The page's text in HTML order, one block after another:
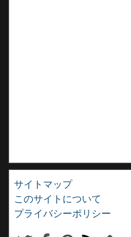
サイトマップ
このサイトについて
プライバシーポリシー